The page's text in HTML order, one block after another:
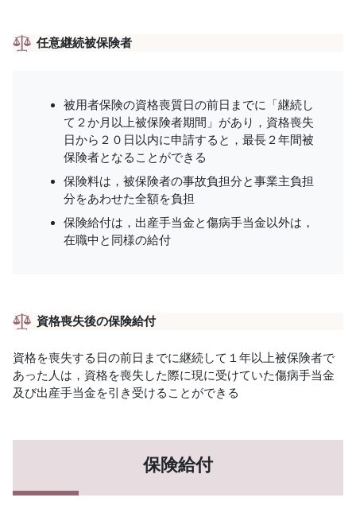
任意継続被保険者
被用者保険の資格喪質日の前日までに「継続し
て２か月以上被保険者期間」があり，資格喪失
日から２０日以内に申請すると，最長２年間被
保険者となることができる
保険料は，被保険者の事故負担分と事業主負担
分をあわせた全額を負担
保険給付は，出産手当金と傷病手当金以外は，
在職中と同様の給付
資格喪失後の保険給付
資格を喪失する日の前日までに継続して１年以上被保険者で
あった人は，資格を喪失した際に現に受けていた傷病手当金
及び出産手当金を引き受けることができる
保険給付